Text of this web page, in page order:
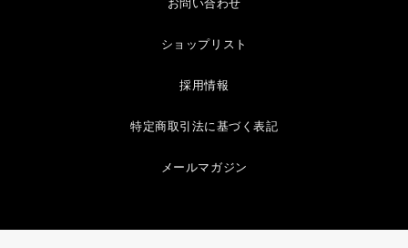
お問い合わせ
ショップリスト
採用情報
特定商取引法に基づく表記
メールマガジン